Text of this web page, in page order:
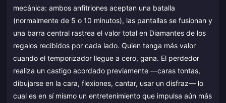
mecánica: ambos anfitriones aceptan una batalla
(normalmente de 5 o 10 minutos), las pantallas se fusionan y
una barra central rastrea el valor total en Diamantes de los
regalos recibidos por cada lado. Quien tenga más valor
cuando el temporizador llegue a cero, gana. El perdedor
realiza un castigo acordado previamente —caras tontas,
dibujarse en la cara, flexiones, cantar, usar un disfraz— lo
cual es en sí mismo un entretenimiento que impulsa aún más